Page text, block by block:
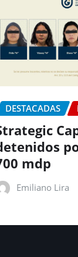
DESTACADAS
mdp
Emiliano Lira